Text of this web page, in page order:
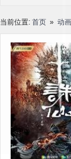
当前位置: 首页 » 动